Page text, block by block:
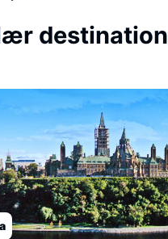
destination